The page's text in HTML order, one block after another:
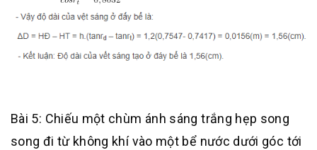
Bài 5: Chiếu một chùm ánh sáng trắng hẹp song
song đi từ không khí vào một bể nước dưới góc tới